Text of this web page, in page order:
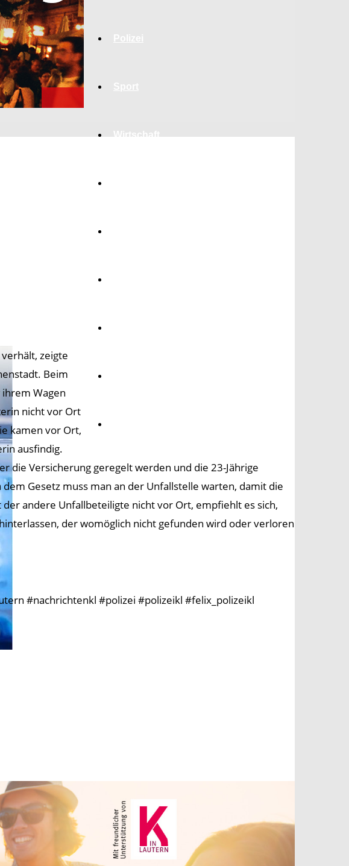
Wirtschaft
zeigte
Beim
Wagen
nicht vor Ort
kamen vor Ort,
ausfindig.
die Versicherung geregelt werden und die 23-Jährige
Gesetz muss man an der Unfallstelle warten, damit die
andere Unfallbeteiligte nicht vor Ort, empfiehlt es sich,
der womöglich nicht gefunden wird oder verloren
#nachrichtenkl #polizei #polizeikl #felix_polizeikl